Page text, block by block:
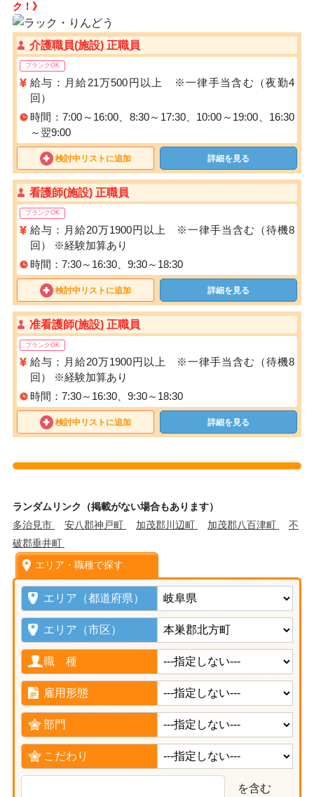
ク！》
介護職員(施設) 正職員
ブランクOK
給与：月給21万500円以上 ※一律手当含む（夜勤4
回）
時間：7:00～16:00、8:30～17:30、10:00～19:00、16:30
～翌9:00
検討中リストに追加 詳細を見る
看護師(施設) 正職員
ブランクOK
給与：月給20万1900円以上 ※一律手当含む（待機8
回） ※経験加算あり
時間：7:30～16:30、9:30～18:30
検討中リストに追加 詳細を見る
准看護師(施設) 正職員
ブランクOK
給与：月給20万1900円以上 ※一律手当含む（待機8
回） ※経験加算あり
時間：7:30～16:30、9:30～18:30
検討中リストに追加 詳細を見る
ランダムリンク（掲載がない場合もあります）
多治見市
安八郡神戸町 加茂郡川辺町 加茂郡八百津町
不
破郡垂井町
エリア・職種で探す
エリア（都道府県）
エリア（市区）
職 種
雇用形態
部門
こだわり
を含む